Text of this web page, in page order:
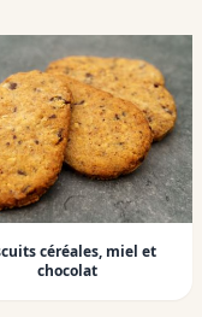
céréales, miel et
chocolat